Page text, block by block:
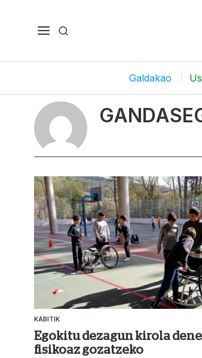
Galdakao
KABITIK
Egokitu dezagun kirola
fisikoaz gozatzeko